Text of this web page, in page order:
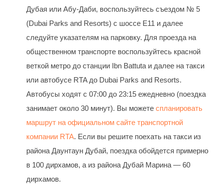
Дубая или Абу-Даби, воспользуйтесь съездом № 5
(Dubai Parks and Resorts) с шоссе Е11 и далее
следуйте указателям на парковку. Для проезда на
общественном транспорте воспользуйтесь красной
веткой метро до станции Ibn Battuta и далее на такси
или автобусе RTA до Dubai Parks and Resorts.
Автобусы ходят с 07:00 до 23:15 ежедневно (поездка
занимает около 30 минут). Вы можете спланировать
маршрут на официальном сайте транспортной
компании RTA. Если вы решите поехать на такси из
района Даунтаун Дубай, поездка обойдется примерно
в 100 дирхамов, а из района Дубай Марина — 60
дирхамов.